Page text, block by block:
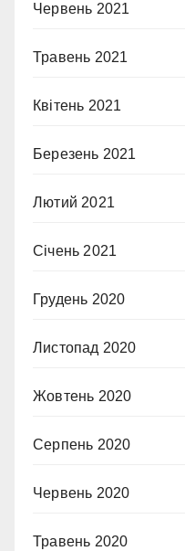
Червень 2021
Травень 2021
Квітень 2021
Березень 2021
Лютий 2021
Січень 2021
Грудень 2020
Листопад 2020
Жовтень 2020
Серпень 2020
Червень 2020
Травень 2020